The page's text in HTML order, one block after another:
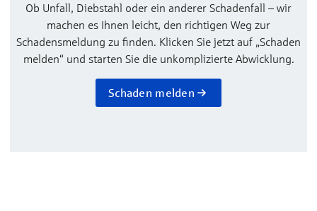
Ob Unfall, Diebstahl oder ein anderer Schadenfall – wir
machen es Ihnen leicht, den richtigen Weg zur
Schadensmeldung zu finden. Klicken Sie jetzt auf „Schaden
melden“ und starten Sie die unkomplizierte Abwicklung.
Schaden melden